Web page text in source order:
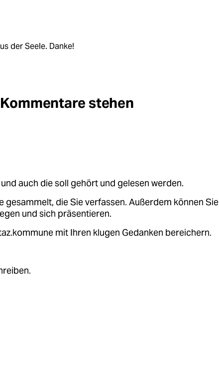
der Seele. Danke!
stehen
auch die soll gehört und gelesen werden.
gesammelt, die Sie verfassen. Außerdem können Sie
und sich präsentieren.
mit Ihren klugen Gedanken bereichern.